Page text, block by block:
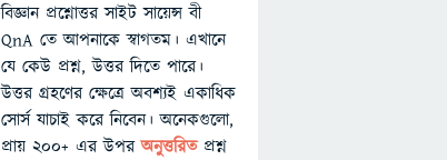
বিজ্ঞান প্রশ্নোত্তর সাইট সায়েন্স বী
QnA তে আপনাকে স্বাগতম। এখানে
যে কেউ প্রশ্ন, উত্তর দিতে পারে।
উত্তর গ্রহণের ক্ষেত্রে অবশ্যই একাধিক
সোর্স যাচাই করে নিবেন। অনেকগুলো,
প্রায় ২০০+ এর উপরঅনুত্তরিতপ্রশ্ন